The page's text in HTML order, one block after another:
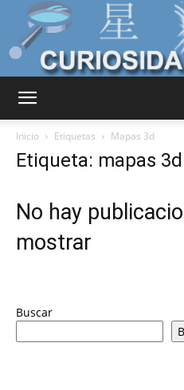
Inicio Etiquetas Mapas 3d
Etiqueta: mapas 3d
No hay
mostrar
Buscar